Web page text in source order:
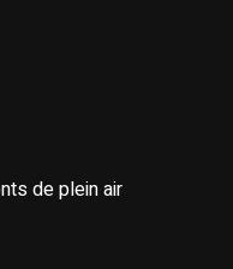
de plein air